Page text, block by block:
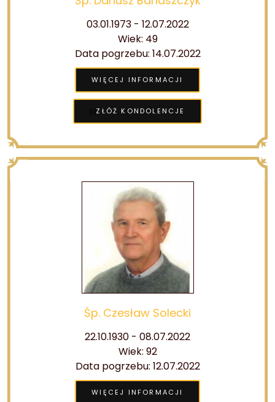
03.01.1973 - 12.07.2022
Wiek: 49
Data pogrzebu: 14.07.2022
WIĘCEJ INFORMACJI
ZŁÓŻ KONDOLENCJE
Śp. Czesław Solecki
22.10.1930 - 08.07.2022
Wiek: 92
Data pogrzebu: 12.07.2022
WIĘCEJ INFORMACJI